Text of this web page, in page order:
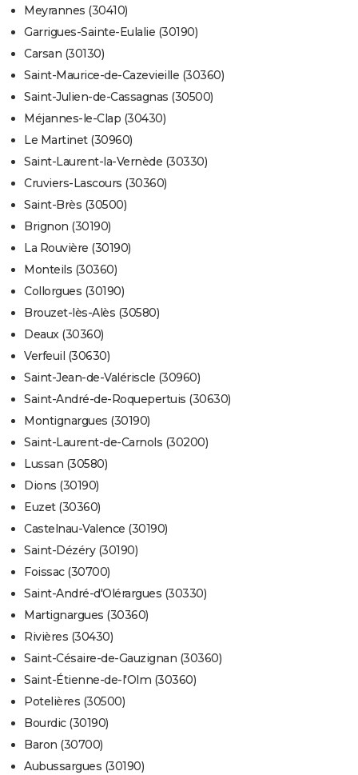
Meyrannes (30410)
Garrigues-Sainte-Eulalie (30190)
Carsan (30130)
Saint-Maurice-de-Cazevieille (30360)
Saint-Julien-de-Cassagnas (30500)
Méjannes-le-Clap (30430)
Le Martinet (30960)
Saint-Laurent-la-Vernède (30330)
Cruviers-Lascours (30360)
Saint-Brès (30500)
Brignon (30190)
La Rouvière (30190)
Monteils (30360)
Collorgues (30190)
Brouzet-lès-Alès (30580)
Deaux (30360)
Verfeuil (30630)
Saint-Jean-de-Valériscle (30960)
Saint-André-de-Roquepertuis (30630)
Montignargues (30190)
Saint-Laurent-de-Carnols (30200)
Lussan (30580)
Dions (30190)
Euzet (30360)
Castelnau-Valence (30190)
Saint-Dézéry (30190)
Foissac (30700)
Saint-André-d'Olérargues (30330)
Martignargues (30360)
Rivières (30430)
Saint-Césaire-de-Gauzignan (30360)
Saint-Étienne-de-l'Olm (30360)
Potelières (30500)
Bourdic (30190)
Baron (30700)
Aubussargues (30190)